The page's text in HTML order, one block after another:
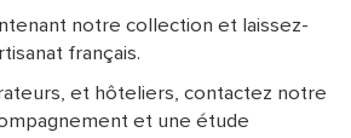
notre collection et laissez-
français.
et hôteliers, contactez notre
et une étude